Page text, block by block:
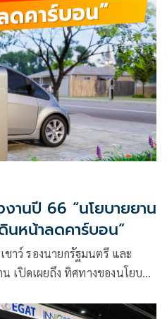
นโยบายยาน
หน้าลดคาร์บอน”
ว์ รองนายกรัฐมนตรี และ
เปิดเผยถึง ทิศทางของนโยบาย
(Energy Transition)